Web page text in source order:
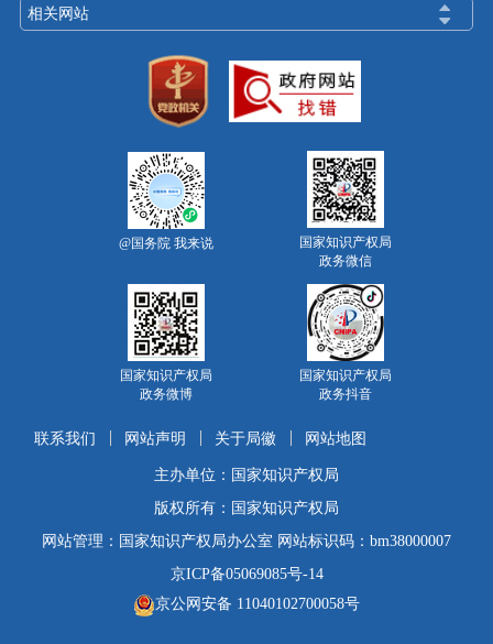
相关网站
@国务院 我来说
国家知识产权局
政务微信
国家知识产权局
政务微博
国家知识产权局
政务抖音
联系我们 网站声明 关于局徽 网站地图
主办单位：国家知识产权局
版权所有：国家知识产权局
网站管理：国家知识产权局办公室 网站标识码：bm38000007
京ICP备05069085号-14
京公网安备 11040102700058号